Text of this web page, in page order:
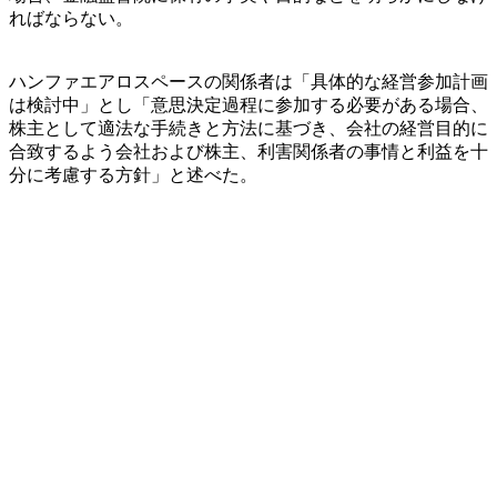
ればならない。
ハンファエアロスペースの関係者は「具体的な経営参加計画
は検討中」とし「意思決定過程に参加する必要がある場合、
株主として適法な手続きと方法に基づき、会社の経営目的に
合致するよう会社および株主、利害関係者の事情と利益を十
分に考慮する方針」と述べた。